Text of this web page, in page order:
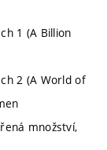
1 (A Billion
2 (A World of
množství,